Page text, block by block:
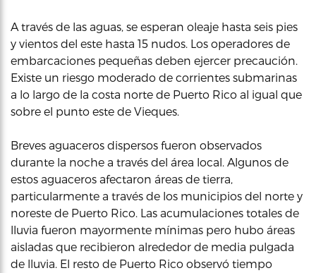
A través de las aguas, se esperan oleaje hasta seis pies
y vientos del este hasta 15 nudos. Los operadores de
embarcaciones pequeñas deben ejercer precaución.
Existe un riesgo moderado de corrientes submarinas
a lo largo de la costa norte de Puerto Rico al igual que
sobre el punto este de Vieques.
Breves aguaceros dispersos fueron observados
durante la noche a través del área local. Algunos de
estos aguaceros afectaron áreas de tierra,
particularmente a través de los municipios del norte y
noreste de Puerto Rico. Las acumulaciones totales de
lluvia fueron mayormente mínimas pero hubo áreas
aisladas que recibieron alrededor de media pulgada
de lluvia. El resto de Puerto Rico observó tiempo